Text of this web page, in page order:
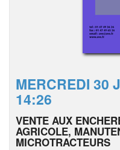
MERCREDI 30
14:26
VENTE AUX
AGRICOLE,
MICROTRACTEURS